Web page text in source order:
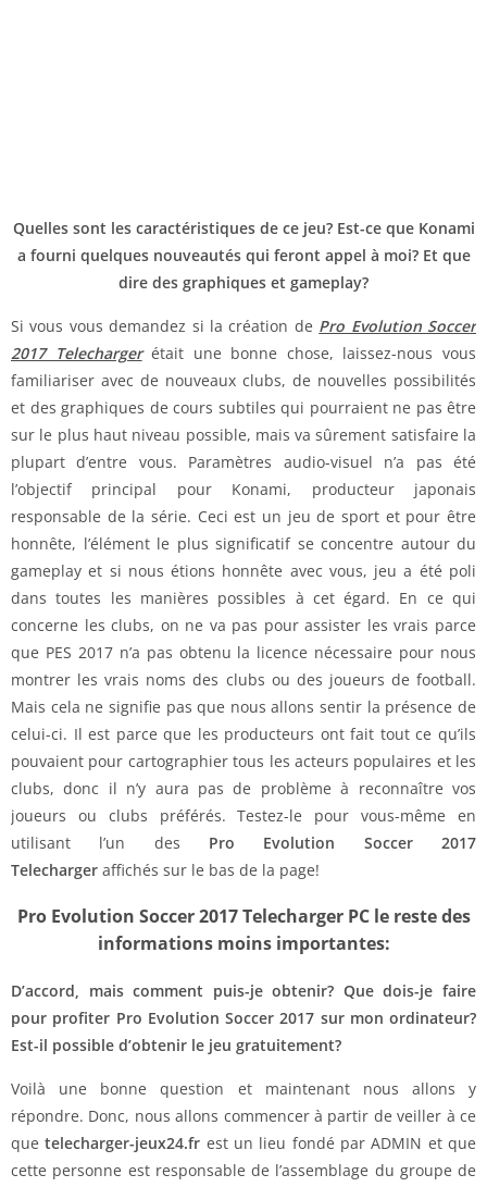
Quelles sont les caractéristiques de ce jeu? Est-ce que Konami
a fourni quelques nouveautés qui feront appel à moi? Et que
dire des graphiques et gameplay?
Si vous vous demandez si la création de Pro Evolution Soccer
2017 Telechargerétait une bonne chose, laissez-nous vous
familiariser avec de nouveaux clubs, de nouvelles possibilités
et des graphiques de cours subtiles qui pourraient ne pas être
sur le plus haut niveau possible, mais va sûrement satisfaire la
plupart d’entre vous. Paramètres audio-visuel n’a pas été
l’objectif principal pour Konami, producteur japonais
responsable de la série. Ceci est un jeu de sport et pour être
honnête, l’élément le plus significatif se concentre autour du
gameplay et si nous étions honnête avec vous, jeu a été poli
dans toutes les manières possibles à cet égard. En ce qui
concerne les clubs, on ne va pas pour assister les vrais parce
que PES 2017 n’a pas obtenu la licence nécessaire pour nous
montrer les vrais noms des clubs ou des joueurs de football.
Mais cela ne signifie pas que nous allons sentir la présence de
celui-ci. Il est parce que les producteurs ont fait tout ce qu’ils
pouvaient pour cartographier tous les acteurs populaires et les
clubs, donc il n’y aura pas de problème à reconnaître vos
joueurs ou clubs préférés. Testez-le pour vous-même en
utilisant l’un des Pro Evolution Soccer 2017
Telecharger affichés sur le bas de la page!
Pro Evolution Soccer 2017 Telecharger PC le reste des
informations moins importantes:
D’accord, mais comment puis-je obtenir? Que dois-je faire
pour profiter Pro Evolution Soccer 2017 sur mon ordinateur?
Est-il possible d’obtenir le jeu gratuitement?
Voilà une bonne question et maintenant nous allons y
répondre. Donc, nous allons commencer à partir de veiller à ce
quetelecharger-jeux24.fr est un lieu fondé par ADMIN et que
cette personne est responsable de l’assemblage du groupe de